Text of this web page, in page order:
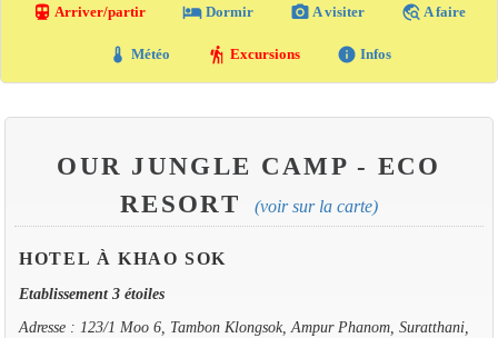
directions_transit Arriver/partir local_hotel Dormir photo_camera A visiter travel_explore A faire
thermostat Météo hiking Excursions info Infos
OUR JUNGLE CAMP - ECO
RESORT
(voir sur la carte)
HOTEL À KHAO SOK
Etablissement 3 étoiles
Adresse : 123/1 Moo 6, Tambon Klongsok, Ampur Phanom, Suratthani,